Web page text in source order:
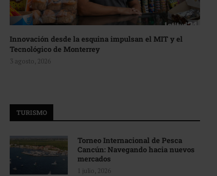
Innovación desde la esquina impulsan el MIT y el
Tecnológico de Monterrey
3 agosto, 2026
TURISMO
Torneo Internacional de Pesca
Cancún: Navegando hacia nuevos
mercados
1 julio, 2026